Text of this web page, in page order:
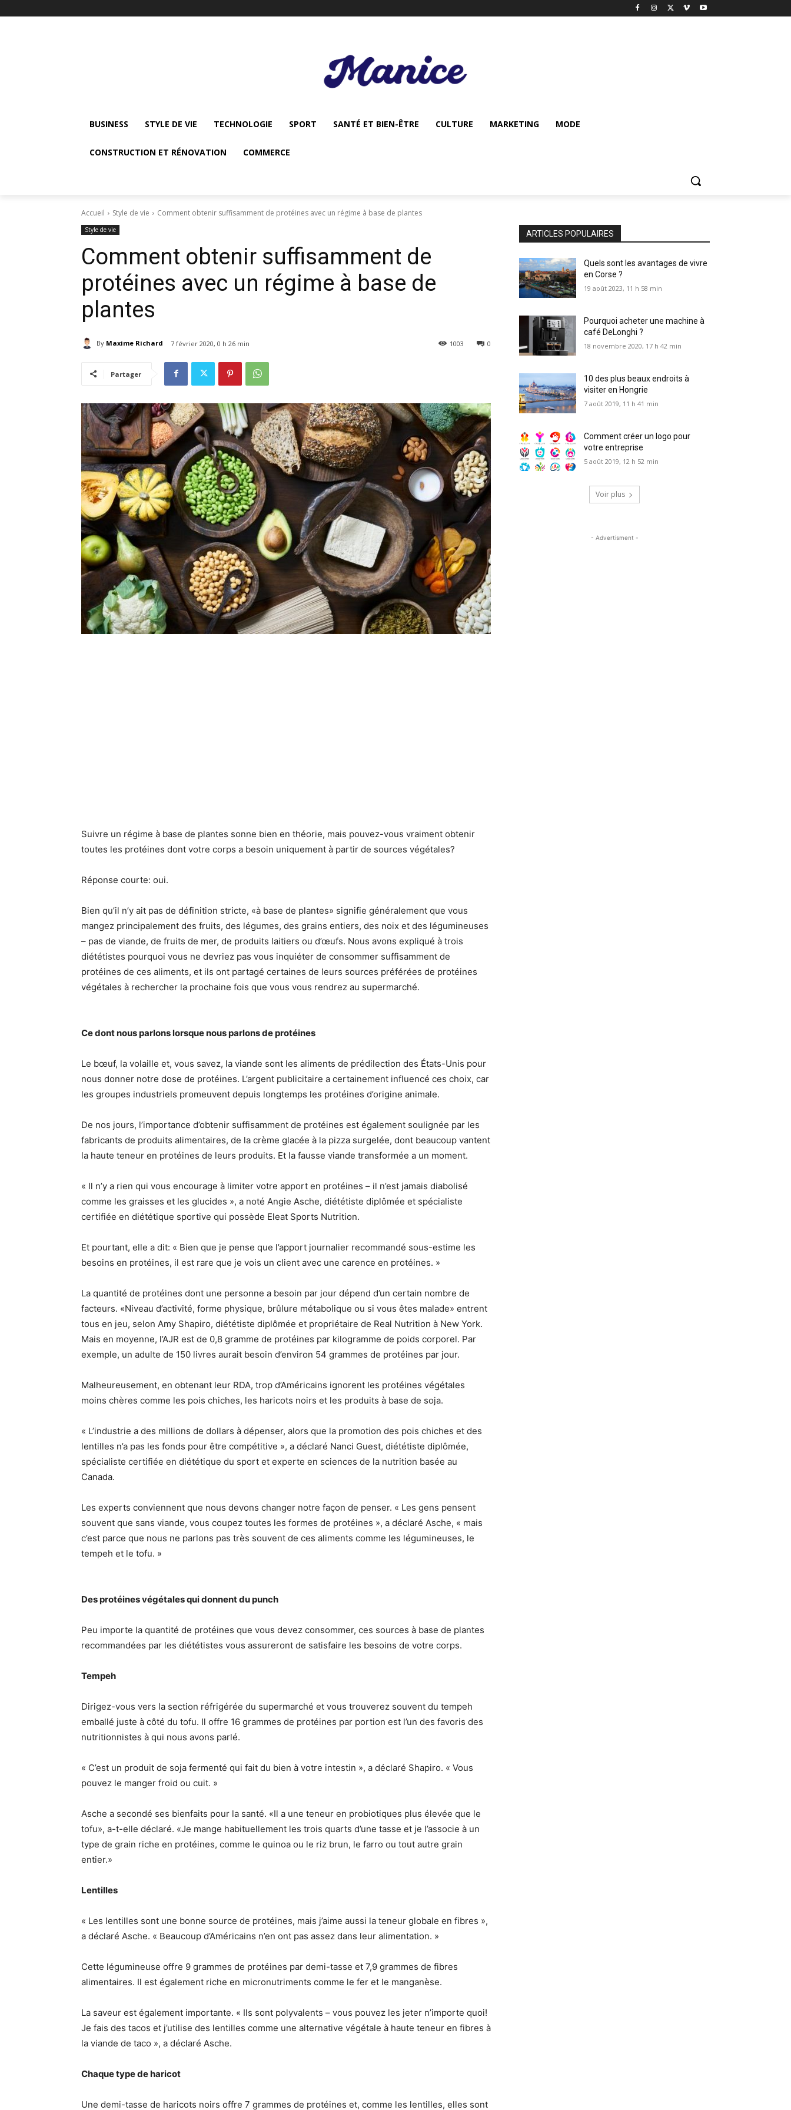
BUSINESS STYLE DE VIE TECHNOLOGIE SPORT SANTÉ ET BIEN-ÊTRE CULTURE MARKETING MODE
CONSTRUCTION ET RÉNOVATION COMMERCE
Accueil Style de vie Comment obtenir suffisamment de protéines avec un régime à base de plantes
Style de vie
Comment obtenir suffisamment de
protéines avec un régime à base de
plantes
By Maxime Richard 7 février 2020, 0 h 26 min 0
1003
Partager
Suivre un régime à base de plantes sonne bien en théorie, mais pouvez-vous vraiment obtenir
toutes les protéines dont votre corps a besoin uniquement à partir de sources végétales?
Réponse courte: oui.
Bien qu’il n’y ait pas de définition stricte, «à base de plantes» signifie généralement que vous
mangez principalement des fruits, des légumes, des grains entiers, des noix et des légumineuses
– pas de viande, de fruits de mer, de produits laitiers ou d’œufs. Nous avons expliqué à trois
diététistes pourquoi vous ne devriez pas vous inquiéter de consommer suffisamment de
protéines de ces aliments, et ils ont partagé certaines de leurs sources préférées de protéines
végétales à rechercher la prochaine fois que vous vous rendrez au supermarché.
Ce dont nous parlons lorsque nous parlons de protéines
Le bœuf, la volaille et, vous savez, la viande sont les aliments de prédilection des États-Unis pour
nous donner notre dose de protéines. L’argent publicitaire a certainement influencé ces choix, car
les groupes industriels promeuvent depuis longtemps les protéines d’origine animale.
De nos jours, l’importance d’obtenir suffisamment de protéines est également soulignée par les
fabricants de produits alimentaires, de la crème glacée à la pizza surgelée, dont beaucoup vantent
la haute teneur en protéines de leurs produits. Et la fausse viande transformée a un moment.
« Il n’y a rien qui vous encourage à limiter votre apport en protéines – il n’est jamais diabolisé
comme les graisses et les glucides », a noté Angie Asche, diététiste diplômée et spécialiste
certifiée en diététique sportive qui possède Eleat Sports Nutrition.
Et pourtant, elle a dit: « Bien que je pense que l’apport journalier recommandé sous-estime les
besoins en protéines, il est rare que je vois un client avec une carence en protéines. »
La quantité de protéines dont une personne a besoin par jour dépend d’un certain nombre de
facteurs. «Niveau d’activité, forme physique, brûlure métabolique ou si vous êtes malade» entrent
tous en jeu, selon Amy Shapiro, diététiste diplômée et propriétaire de Real Nutrition à New York.
Mais en moyenne, l’AJR est de 0,8 gramme de protéines par kilogramme de poids corporel. Par
exemple, un adulte de 150 livres aurait besoin d’environ 54 grammes de protéines par jour.
Malheureusement, en obtenant leur RDA, trop d’Américains ignorent les protéines végétales
moins chères comme les pois chiches, les haricots noirs et les produits à base de soja.
« L’industrie a des millions de dollars à dépenser, alors que la promotion des pois chiches et des
lentilles n’a pas les fonds pour être compétitive », a déclaré Nanci Guest, diététiste diplômée,
spécialiste certifiée en diététique du sport et experte en sciences de la nutrition basée au
Canada.
Les experts conviennent que nous devons changer notre façon de penser. « Les gens pensent
souvent que sans viande, vous coupez toutes les formes de protéines », a déclaré Asche, « mais
c’est parce que nous ne parlons pas très souvent de ces aliments comme les légumineuses, le
tempeh et le tofu. »
Des protéines végétales qui donnent du punch
Peu importe la quantité de protéines que vous devez consommer, ces sources à base de plantes
recommandées par les diététistes vous assureront de satisfaire les besoins de votre corps.
Tempeh
Dirigez-vous vers la section réfrigérée du supermarché et vous trouverez souvent du tempeh
emballé juste à côté du tofu. Il offre 16 grammes de protéines par portion est l’un des favoris des
nutritionnistes à qui nous avons parlé.
« C’est un produit de soja fermenté qui fait du bien à votre intestin », a déclaré Shapiro. « Vous
pouvez le manger froid ou cuit. »
Asche a secondé ses bienfaits pour la santé. «Il a une teneur en probiotiques plus élevée que le
tofu», a-t-elle déclaré. «Je mange habituellement les trois quarts d’une tasse et je l’associe à un
type de grain riche en protéines, comme le quinoa ou le riz brun, le farro ou tout autre grain
entier.»
Lentilles
« Les lentilles sont une bonne source de protéines, mais j’aime aussi la teneur globale en fibres »,
a déclaré Asche. « Beaucoup d’Américains n’en ont pas assez dans leur alimentation. »
Cette légumineuse offre 9 grammes de protéines par demi-tasse et 7,9 grammes de fibres
alimentaires. Il est également riche en micronutriments comme le fer et le manganèse.
La saveur est également importante. « Ils sont polyvalents – vous pouvez les jeter n’importe quoi!
Je fais des tacos et j’utilise des lentilles comme une alternative végétale à haute teneur en fibres à
la viande de taco », a déclaré Asche.
Chaque type de haricot
Une demi-tasse de haricots noirs offre 7 grammes de protéines et, comme les lentilles, elles sont
ARTICLES POPULAIRES
Quels sont les avantages de vivre
en Corse ?
19 août 2023, 11 h 58 min
Pourquoi acheter une machine à
café DeLonghi ?
18 novembre 2020, 17 h 42 min
10 des plus beaux endroits à
visiter en Hongrie
7 août 2019, 11 h 41 min
Comment créer un logo pour
votre entreprise
5 août 2019, 12 h 52 min
Voir plus
- Advertisment -